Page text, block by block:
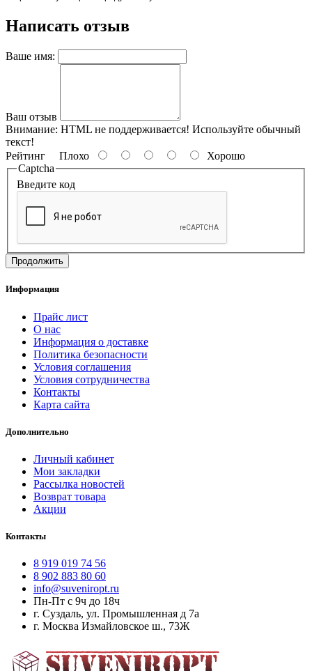
Написать отзыв
Ваше имя:
Ваш отзыв
Внимание: HTML не поддерживается! Используйте обычный
текст!
Рейтинг Плохо
Хорошо
Captcha
Введите код
Продолжить
Информация
Прайс лист
О нас
Информация о доставке
Политика безопасности
Условия соглашения
Условия сотрудничества
Контакты
Карта сайта
Дополнительно
Личный кабинет
Мои закладки
Рассылка новостей
Возврат товара
Акции
Контакты
8 919 019 74 56
8 902 883 80 60
info@suveniropt.ru
Пн-Пт с 9ч до 18ч
г. Суздаль, ул. Промышленная д 7а
г. Москва Измайловское ш., 73Ж